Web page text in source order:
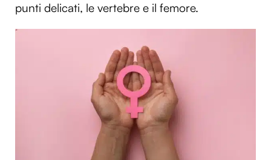
punti delicati, le vertebre e il femore.